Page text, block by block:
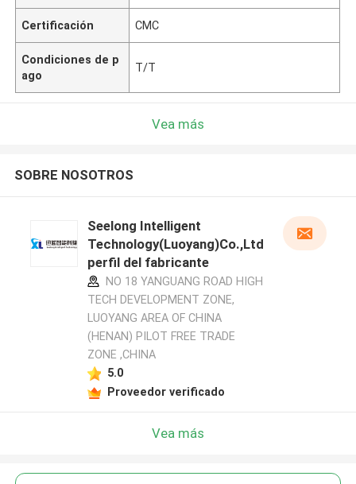
Certificación CMC
Condiciones de p
ago
T/T
Vea más
SOBRE NOSOTROS
Seelong Intelligent
Technology(Luoyang)Co.,Ltd
perfil del fabricante
NO 18 YANGUANG ROAD HIGH
TECH DEVELOPMENT ZONE,
LUOYANG AREA OF CHINA
(HENAN) PILOT FREE TRADE
ZONE ,CHINA
5.0
Proveedor verificado
Vea más